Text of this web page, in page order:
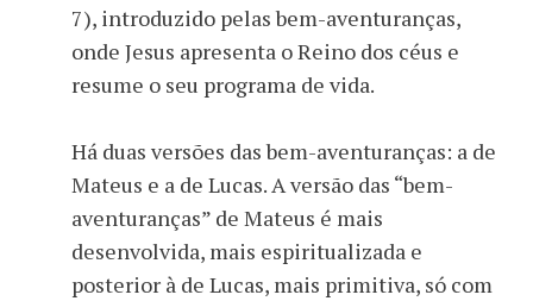
7), introduzido pelas bem-aventuranças,
onde Jesus apresenta o Reino dos céus e
resume o seu programa de vida.
Há duas versões das bem-aventuranças: a de
Mateus e a de Lucas. A versão das “bem-
aventuranças” de Mateus é mais
desenvolvida, mais espiritualizada e
posterior à de Lucas, mais primitiva, só com